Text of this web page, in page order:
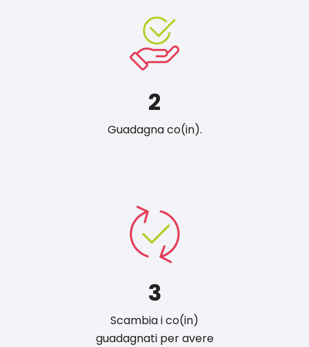
2
Guadagna co(in).
3
Scambia i co(in)
guadagnati per avere